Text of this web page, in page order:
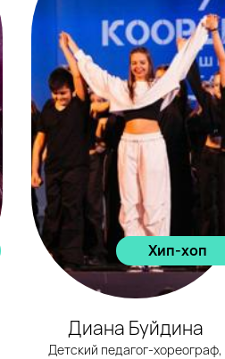
Хип-хоп
Диана Буйдина
Детский педагог-хореограф,